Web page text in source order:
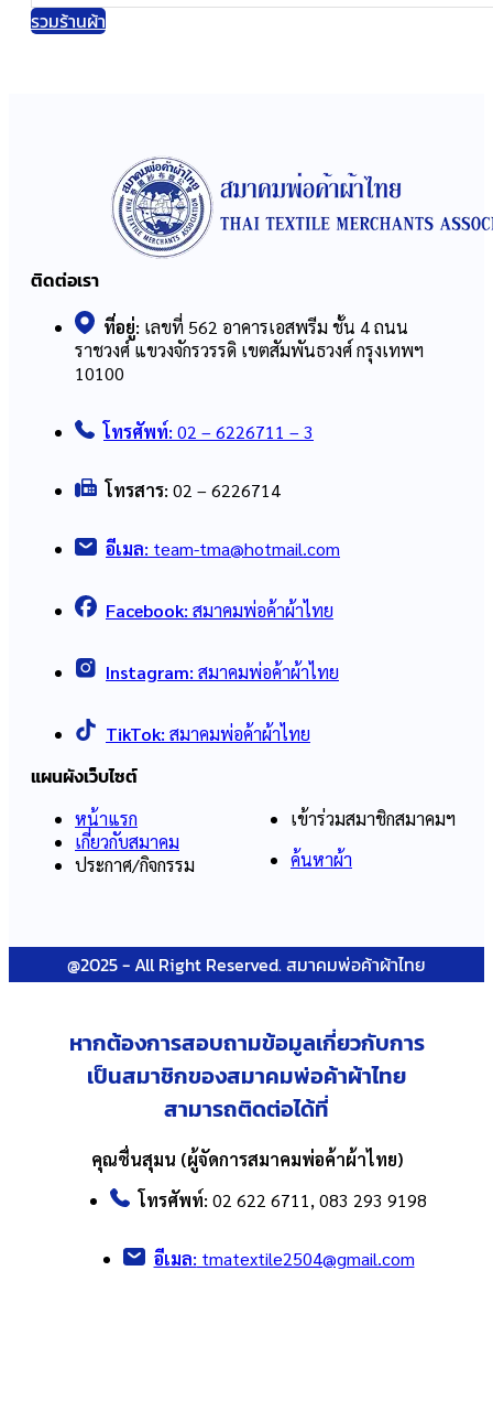
รวมร้านผ้า
ติดต่อเรา
ที่อยู่: เลขที่ 562 อาคารเอสพรีม ชั้น 4 ถนน
ราชวงศ์ แขวงจักรวรรดิ เขตสัมพันธวงศ์ กรุงเทพฯ
10100
โทรศัพท์: 02 – 6226711 – 3
โทรสาร: 02 – 6226714
อีเมล: team-tma@hotmail.com
Facebook: สมาคมพ่อค้าผ้าไทย
Instagram: สมาคมพ่อค้าผ้าไทย
TikTok: สมาคมพ่อค้าผ้าไทย
แผนผังเว็บไซต์
หน้าแรก
เกี่ยวกับสมาคม
ประกาศ/กิจกรรม
เข้าร่วมสมาชิกสมาคมฯ
ค้นหาผ้า
@2025 - All Right Reserved. สมาคมพ่อค้าผ้าไทย
หากต้องการสอบถามข้อมูลเกี่ยวกับการ
เป็นสมาชิกของสมาคมพ่อค้าผ้าไทย
สามารถติดต่อได้ที่
คุณชื่นสุมน (ผู้จัดการสมาคมพ่อค้าผ้าไทย)
โทรศัพท์: 02 622 6711, 083 293 9198
อีเมล: tmatextile2504@gmail.com